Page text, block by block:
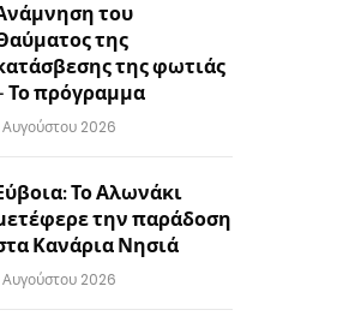
του
της
της φωτιάς
Το πρόγραμμα
Αυγούστου 2026
Το Αλωνάκι
την παράδοση
Κανάρια Νησιά
Αυγούστου 2026